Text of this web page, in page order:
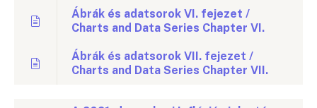
Ábrák és adatsorok VI. fejezet /
Charts and Data Series Chapter VI.
Ábrák és adatsorok VII. fejezet /
Charts and Data Series Chapter VII.